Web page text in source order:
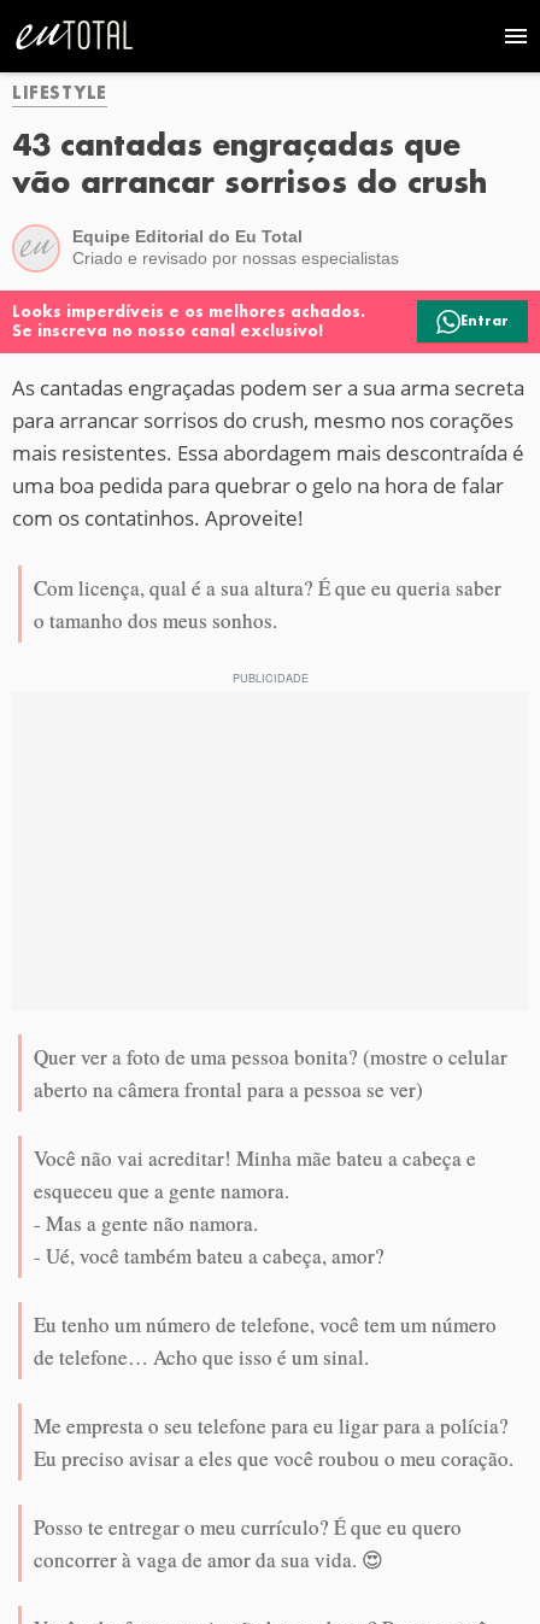
LIFESTYLE
43 cantadas engraçadas que
vão arrancar sorrisos do crush
Equipe Editorial do Eu Total
Criado e revisado por nossas especialistas
Looks imperdíveis e os melhores achados.
Se inscreva no nosso canal exclusivo!
Entrar
As cantadas engraçadas podem ser a sua arma secreta
para arrancar sorrisos do crush, mesmo nos corações
mais resistentes. Essa abordagem mais descontraída é
uma boa pedida para quebrar o gelo na hora de falar
com os contatinhos. Aproveite!
Com licença, qual é a sua altura? É que eu queria saber
o tamanho dos meus sonhos.
Quer ver a foto de uma pessoa bonita? (mostre o celular
aberto na câmera frontal para a pessoa se ver)
Você não vai acreditar! Minha mãe bateu a cabeça e
esqueceu que a gente namora.
- Mas a gente não namora.
- Ué, você também bateu a cabeça, amor?
Eu tenho um número de telefone, você tem um número
de telefone… Acho que isso é um sinal.
Me empresta o seu telefone para eu ligar para a polícia?
Eu preciso avisar a eles que você roubou o meu coração.
Posso te entregar o meu currículo? É que eu quero
concorrer à vaga de amor da sua vida. 😍